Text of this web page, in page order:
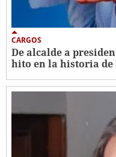
CARGOS
De alcalde a
hito en la historia de